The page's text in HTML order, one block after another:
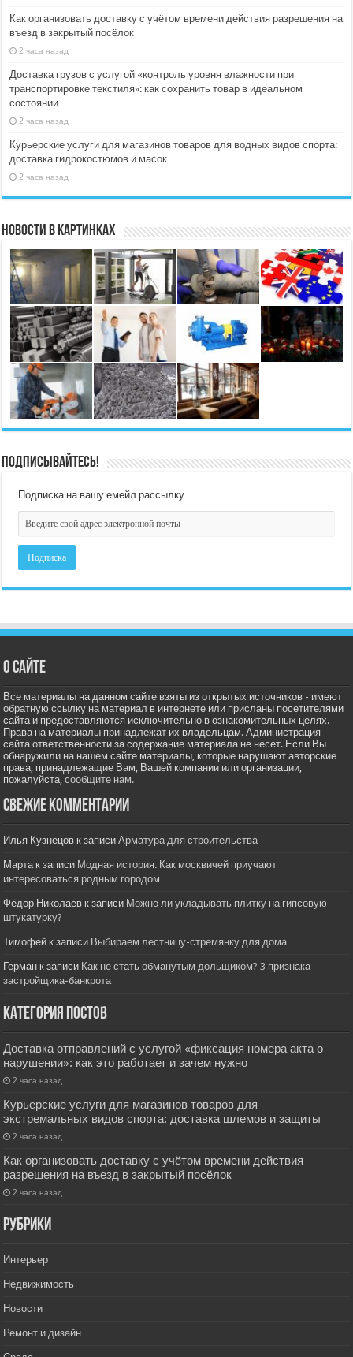
Как организовать доставку с учётом времени действия разрешения на
въезд в закрытый посёлок
2 часа назад
Доставка грузов с услугой «контроль уровня влажности при
транспортировке текстиля»: как сохранить товар в идеальном
состоянии
2 часа назад
Курьерские услуги для магазинов товаров для водных видов спорта:
доставка гидрокостюмов и масок
2 часа назад
Новости в картинках
Подписывайтесь!
Подписка на вашу емейл рассылку
О сайте
Все материалы на данном сайте взяты из открытых источников - имеют
обратную ссылку на материал в интернете или присланы посетителями
сайта и предоставляются исключительно в ознакомительных целях.
Права на материалы принадлежат их владельцам. Администрация
сайта ответственности за содержание материала не несет. Если Вы
обнаружили на нашем сайте материалы, которые нарушают авторские
права, принадлежащие Вам, Вашей компании или организации,
пожалуйста,сообщите нам.
Свежие комментарии
Илья Кузнецов к записиАрматура для строительства
Мартак записи Модная история. Как москвичей приучают
интересоваться родным городом
Фёдор Николаев к записи Можно ли укладывать плитку на гипсовую
штукатурку?
Тимофей к записи Выбираем лестницу-стремянку для дома
Герман к записи Как не стать обманутым дольщиком? 3 признака
застройщика-банкрота
Категория постов
Доставка отправлений с услугой «фиксация номера акта о
нарушении»: как это работает и зачем нужно
2 часа назад
Курьерские услуги для магазинов товаров для
экстремальных видов спорта: доставка шлемов и защиты
2 часа назад
Как организовать доставку с учётом времени действия
разрешения на въезд в закрытый посёлок
2 часа назад
РУбрики
Интерьер
Недвижимость
Новости
Ремонт и дизайн